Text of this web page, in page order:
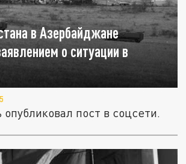
в Азербайджане
о ситуации в
пост в соцсети.